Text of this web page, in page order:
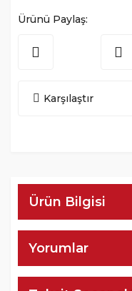
Ürünü Paylaş:
Karşılaştır
Ürün Bilgisi
Yorumlar